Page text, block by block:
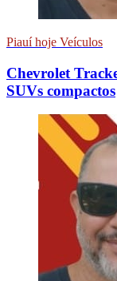
Piauí hoje Veículos
Chevrolet
SUVs compactos